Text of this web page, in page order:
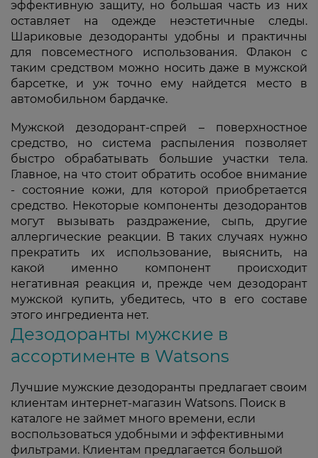
эффективную защиту, но большая часть из них
оставляет на одежде неэстетичные следы.
Шариковые дезодоранты удобны и практичны
для повсеместного использования. Флакон с
таким средством можно носить даже в мужской
барсетке, и уж точно ему найдется место в
автомобильном бардачке.
Мужской дезодорант-спрей – поверхностное
средство, но система распыления позволяет
быстро обрабатывать большие участки тела.
Главное, на что стоит обратить особое внимание
- состояние кожи, для которой приобретается
средство. Некоторые компоненты дезодорантов
могут вызывать раздражение, сыпь, другие
аллергические реакции. В таких случаях нужно
прекратить их использование, выяснить, на
какой именно компонент происходит
негативная реакция и, прежде чем дезодорант
мужской купить, убедитесь, что в его составе
этого ингредиента нет.
Дезодоранты мужские в
ассортименте в Watsons
Лучшие мужские дезодоранты предлагает своим
клиентам интернет-магазин Watsons. Поиск в
каталоге не займет много времени, если
воспользоваться удобными и эффективными
фильтрами. Клиентам предлагается большой